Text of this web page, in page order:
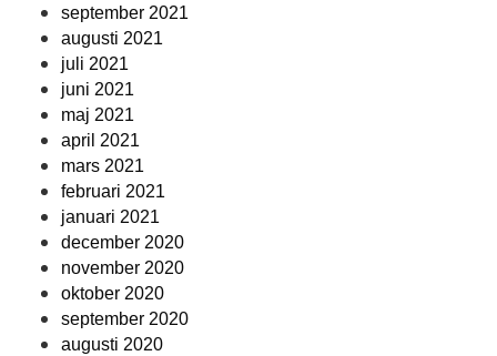
september 2021
augusti 2021
juli 2021
juni 2021
maj 2021
april 2021
mars 2021
februari 2021
januari 2021
december 2020
november 2020
oktober 2020
september 2020
augusti 2020